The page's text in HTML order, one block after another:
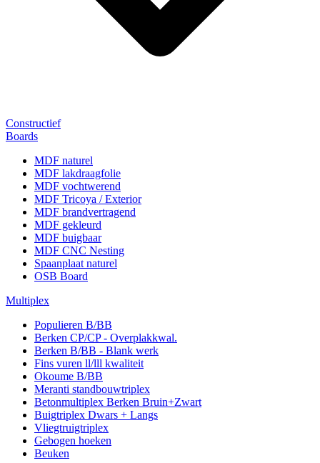
Constructief
Boards
MDF naturel
MDF lakdraagfolie
MDF vochtwerend
MDF Tricoya / Exterior
MDF brandvertragend
MDF gekleurd
MDF buigbaar
MDF CNC Nesting
Spaanplaat naturel
OSB Board
Multiplex
Populieren B/BB
Berken CP/CP - Overplakkwal.
Berken B/BB - Blank werk
Fins vuren ll/lll kwaliteit
Okoume B/BB
Meranti standbouwtriplex
Betonmultiplex Berken Bruin+Zwart
Buigtriplex Dwars + Langs
Vliegtruigtriplex
Gebogen hoeken
Beuken